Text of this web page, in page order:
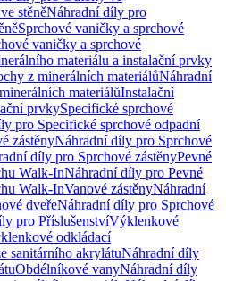
stěněNáhradní díly pro
Sprchové vaničky a sprchové
vaničky a sprchové
materiálu a instalační prvky
z minerálních materiálůNáhradní
materiálůInstalační
prvkySpecifické sprchové
pro Specifické sprchové odpadní
zástěnyNáhradní díly pro Sprchové
díly pro Sprchové zástěnyPevné
Walk-InNáhradní díly pro Pevné
Walk-InVanové zástěnyNáhradní
dveřeNáhradní díly pro Sprchové
pro PříslušenstvíVýklenkové
odkládací
sanitárního akrylátuNáhradní díly
Obdélníkové vanyNáhradní díly